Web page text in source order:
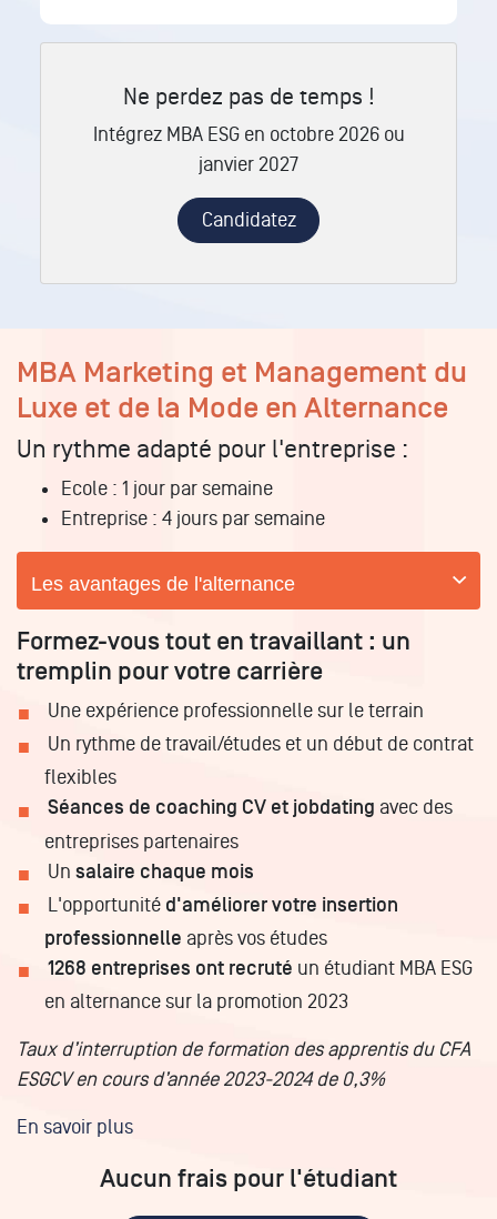
Ne perdez pas de temps !
Intégrez MBA ESG en octobre 2026 ou
janvier 2027
Candidatez
MBA Marketing et Management du
Luxe et de la Mode en Alternance
Un rythme adapté pour l'entreprise :
Ecole : 1 jour par semaine
Entreprise : 4 jours par semaine
Les avantages de l'alternance
Formez-vous tout en travaillant : un
tremplin pour votre carrière
Une expérience professionnelle sur le terrain
Un rythme de travail/études et un début de contrat
flexibles
Séances de coaching CV et jobdating avec des
entreprises partenaires
Un salaire chaque mois
L'opportunité d'améliorer votre insertion
professionnelle après vos études
1268 entreprises ont recruté un étudiant MBA ESG
en alternance sur la promotion 2023
Taux d’interruption de formation des apprentis du CFA
ESGCV en cours d’année 2023-2024 de 0,3%
En savoir plus
Aucun frais pour l'étudiant